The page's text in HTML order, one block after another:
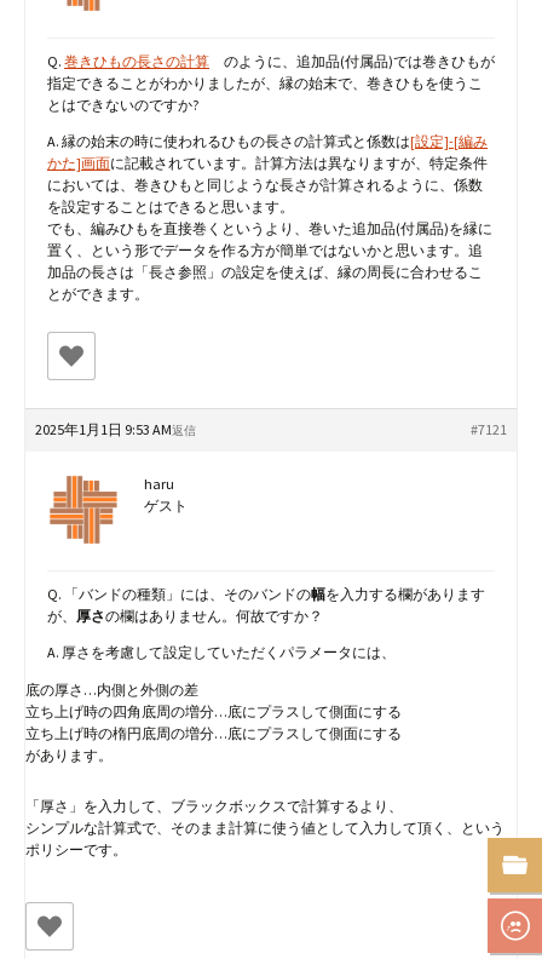
Q. 巻きひもの長さの計算 のように、追加品(付属品)では巻きひもが
指定できることがわかりましたが、縁の始末で、巻きひもを使うこ
とはできないのですか?
A. 縁の始末の時に使われるひもの長さの計算式と係数は[設定]-[編み
かた]画面に記載されています。計算方法は異なりますが、特定条件
においては、巻きひもと同じような長さが計算されるように、係数
を設定することはできると思います。
でも、編みひもを直接巻くというより、巻いた追加品(付属品)を縁に
置く、という形でデータを作る方が簡単ではないかと思います。追
加品の長さは「長さ参照」の設定を使えば、縁の周長に合わせるこ
とができます。
2025年1月1日 9:53 AM #7121
返信
haru
ゲスト
Q. 「バンドの種類」には、そのバンドの幅を入力する欄があります
が、 厚さの欄はありません。何故ですか？
A. 厚さを考慮して設定していただくパラメータには、
底の厚さ…内側と外側の差
立ち上げ時の四角底周の増分…底にプラスして側面にする
立ち上げ時の楕円底周の増分…底にプラスして側面にする
があります。
「厚さ」を入力して、ブラックボックスで計算するより、
シンプルな計算式で、そのまま計算に使う値として入力して頂く、という
ポリシーです。